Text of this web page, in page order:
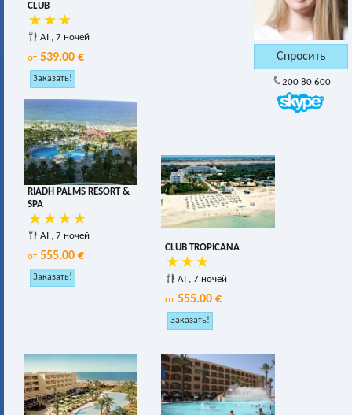
200 80 600
CLUB
AI , 7 ночей
от 539.00 €
RIADH PALMS RESORT &
SPA
AI , 7 ночей
от 555.00 €
CLUB TROPICANA
AI , 7 ночей
от 555.00 €